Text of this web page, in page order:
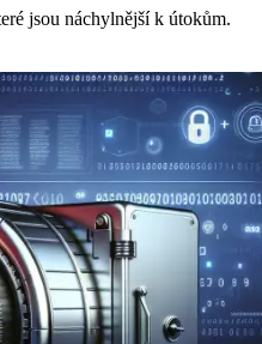
jsou náchylnější k útokům.